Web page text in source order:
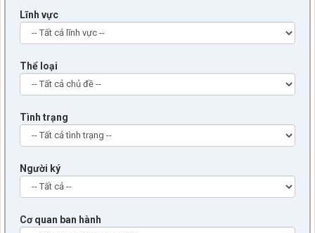
Lĩnh vực
Thể loại
Tình trạng
Người ký
Cơ quan ban hành